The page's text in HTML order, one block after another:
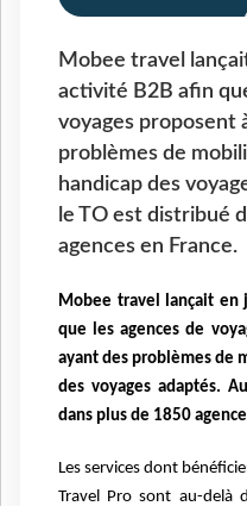
Mobee travel
activité B2B afin
voyages proposent
problèmes de
handicap des
le TO est distribué
agences en France.
Mobee travel lançait en
que les agences de
ayant des problèmes de
des voyages adaptés.
dans plus de 1850
Les services dont
Travel Pro sont au-delà